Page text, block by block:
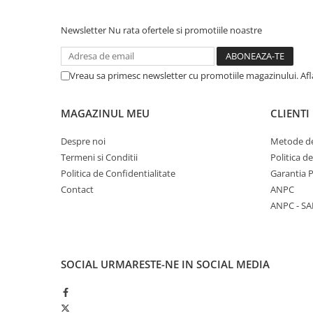
Newsletter Nu rata ofertele si promotiile noastre
Vreau sa primesc newsletter cu promotiile magazinului.
MAGAZINUL MEU
Despre noi
Termeni si Conditii
Politica de Confidentialitate
Contact
CLIENTI
Metode
Politica
Garantia
ANPC
ANPC -
SOCIAL URMARESTE-NE IN SOCIAL MEDIA